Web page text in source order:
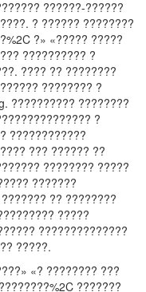
??????-??????
? ?????? ????????
?» «????? ?????
?????????? ?
???? ?? ????????
???????? ?
?????????? ????????
?
????????????
??? ?????? ??
???????? ?????
???????
?? ????????
?????
??????????????
?????.
«? ???????? ???
???????